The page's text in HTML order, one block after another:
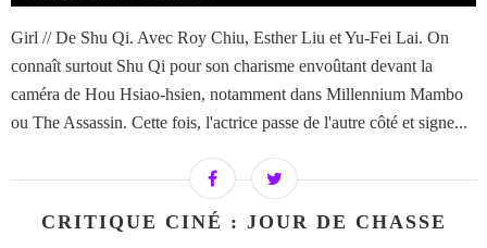
Girl // De Shu Qi. Avec Roy Chiu, Esther Liu et Yu-Fei Lai. On
connaît surtout Shu Qi pour son charisme envoûtant devant la
caméra de Hou Hsiao-hsien, notamment dans Millennium Mambo
ou The Assassin. Cette fois, l'actrice passe de l'autre côté et signe...
CRITIQUE CINÉ : JOUR DE CHASSE